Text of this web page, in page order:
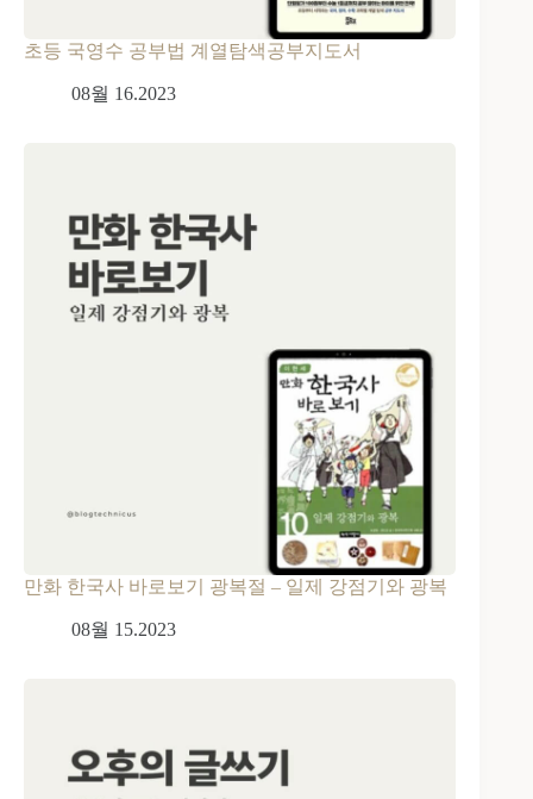
초등 국영수 공부법 계열탐색공부지도서
08월 16.2023
만화 한국사 바로보기 광복절 – 일제 강점기와 광복
08월 15.2023